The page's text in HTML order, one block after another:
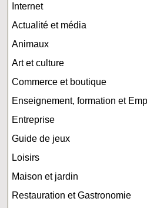
Internet
Actualité et média
Animaux
Art et culture
Commerce et boutique
Enseignement, formation et
Entreprise
Guide de jeux
Loisirs
Maison et jardin
Restauration et Gastronomie